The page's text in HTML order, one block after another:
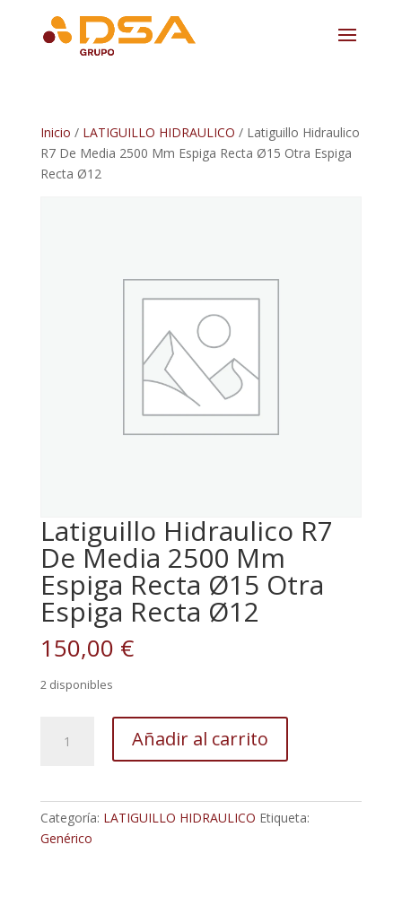
Inicio / LATIGUILLO HIDRAULICO / Latiguillo Hidraulico
R7 De Media 2500 Mm Espiga Recta Ø15 Otra Espiga
Recta Ø12
Latiguillo Hidraulico R7
De Media 2500 Mm
Espiga Recta Ø15 Otra
Espiga Recta Ø12
150,00 €
2 disponibles
Hidraulico
2500
Añadir al carrito
Categoría: LATIGUILLO HIDRAULICO Etiqueta:
Genérico